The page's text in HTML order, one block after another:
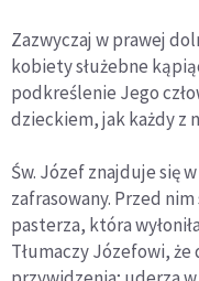
Zazwyczaj w prawej
kobiety służebne
podkreślenie Jego
dzieckiem, jak każdy z
Św. Józef znajduje się
zafrasowany. Przed
pasterza, która
Tłumaczy Józefowi, że